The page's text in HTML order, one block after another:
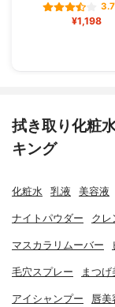
¥1,198
拭き取り化粧
キング
化粧水 乳液 美容液
ナイトパウダー クレ
マスカラリムーバー
毛穴スプレー まつげ
アイシャンプー 唇美